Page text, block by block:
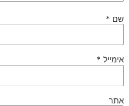
שם *
אימייל *
אתר